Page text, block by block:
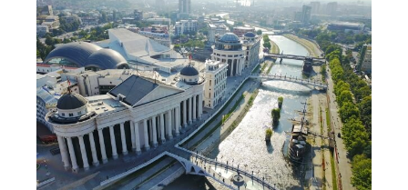
קרוזים והפלגות נופשלחצו לרשימת היעדים »
תכנון טיולים למדינות אירופהלחצו לרשימת היעדים
»
תכנוןטיולים לאמריקה הצפונית לחצו לרשימת
היעדים »